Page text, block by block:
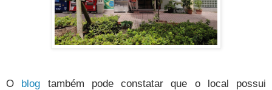
O blog também pode constatar que o local possui